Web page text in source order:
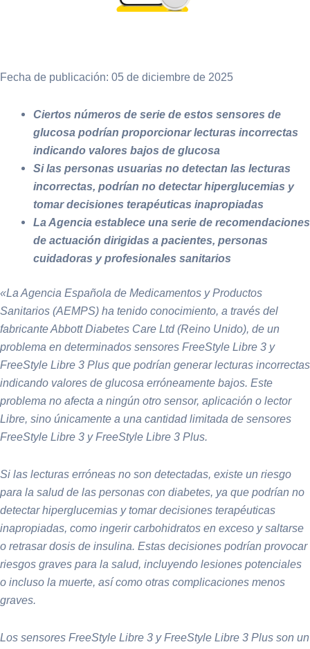
Fecha de publicación: 05 de diciembre de 2025
Ciertos números de serie de estos sensores de
glucosa podrían proporcionar lecturas incorrectas
indicando valores bajos de glucosa
Si las personas usuarias no detectan las lecturas
incorrectas, podrían no detectar hiperglucemias y
tomar decisiones terapéuticas inapropiadas
La Agencia establece una serie de recomendaciones
de actuación dirigidas a pacientes, personas
cuidadoras y profesionales sanitarios
«La Agencia Española de Medicamentos y Productos
Sanitarios (AEMPS) ha tenido conocimiento, a través del
fabricante Abbott Diabetes Care Ltd (Reino Unido), de un
problema en determinados sensores FreeStyle Libre 3 y
FreeStyle Libre 3 Plus que podrían generar lecturas incorrectas
indicando valores de glucosa erróneamente bajos. Este
problema no afecta a ningún otro sensor, aplicación o lector
Libre, sino únicamente a una cantidad limitada de sensores
FreeStyle Libre 3 y FreeStyle Libre 3 Plus.
Si las lecturas erróneas no son detectadas, existe un riesgo
para la salud de las personas con diabetes, ya que podrían no
detectar hiperglucemias y tomar decisiones terapéuticas
inapropiadas, como ingerir carbohidratos en exceso y saltarse
o retrasar dosis de insulina. Estas decisiones podrían provocar
riesgos graves para la salud, incluyendo lesiones potenciales
o incluso la muerte, así como otras complicaciones menos
graves.
Los sensores FreeStyle Libre 3 y FreeStyle Libre 3 Plus son un